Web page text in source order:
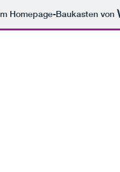
Homepage-Baukasten von